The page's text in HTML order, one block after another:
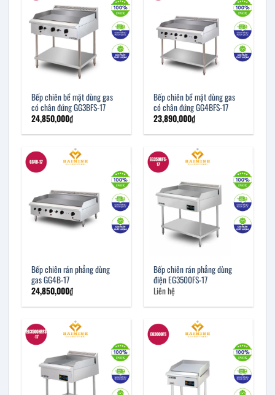
Bếp chiên bề mặt dùng gas
có chân đứng GG3BFS-17
24,850,000₫
Bếp chiên bề mặt dùng gas
có chân đứng GG4BFS-17
23,890,000₫
Bếp chiên rán phẳng dùng
gas GG4B-17
24,850,000₫
Bếp chiên rán phẳng dùng
điện EG3500FS-17
Liên hệ